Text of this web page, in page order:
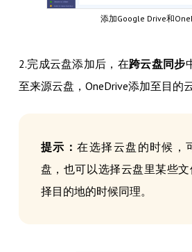
添加Google Drive和
2.完成云盘添加后，在跨云盘同步
至来源云盘，OneDrive添加至目的云
提示：在选择云盘的时候，
盘，也可以选择云盘里某些
择目的地的时候同理。